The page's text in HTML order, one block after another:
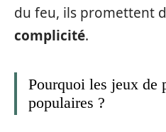
du feu, ils promettent
complicité.
Pourquoi les jeux de
populaires ?